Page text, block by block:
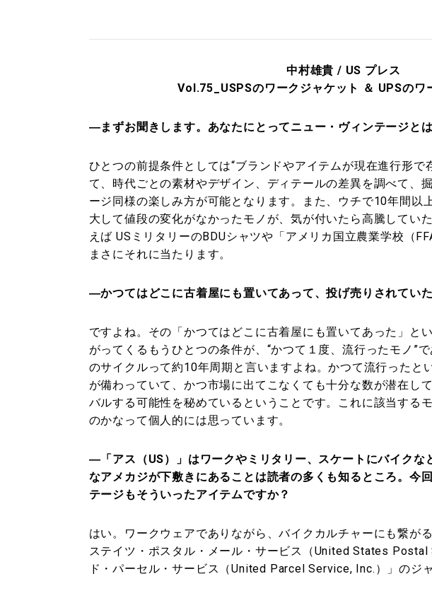
中村雄貴 / US プレス
Vol.75_USPSのワークジャケット ＆ UPSのワ
―まずお聞きします。あなたにとってニュー・ヴィンテージと
ひとつの前提条件としては“ブランドやアイテムが現在進行形で
て、時代ごとの素材やデザイン、ディテールの差異を調べて、
ージ同様の楽しみ方が可能となります。また、ウチで10年間以
大して値段の変化がなかったモノが、気が付いたら高騰してい
えば USミリタリーのBDUシャツや「アメリカ国立農業学校（
まさにそれに当たります。
―かつてはどこに古着屋にも置いてあって、投げ売りされていた
ですよね。その「かつてはどこに古着屋にも置いてあった」と
がってくるもうひとつの条件が、“かつて１度、流行ったモノ”
のサイクルって約10年周期と言いますよね。かつて流行ったと
が備わっていて、かつ市場に出てこなくても十分な数が潜在し
バルする可能性を秘めているということです。これに該当する
のかなって個人的には思っています。
―「アス（US）」はワークやミリタリー、スケートにバイクな
なアメカジが下敷きにあることは読者の多くも知るところ。今
テージもそういったアイテムですか？
はい。ワークウェアでありながら、バイクカルチャーにも繋が
ステイツ・ポスタル・メール・サービス（United States
ド・パーセル・サービス（United Parcel Service, Inc.）」のジ